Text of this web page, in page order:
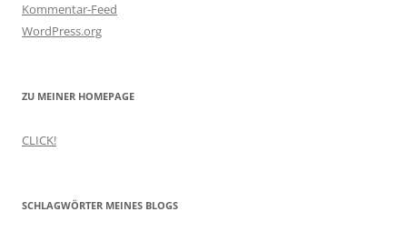
Kommentar-Feed
WordPress.org
ZU MEINER HOMEPAGE
CLICK!
SCHLAGWÖRTER MEINES BLOGS